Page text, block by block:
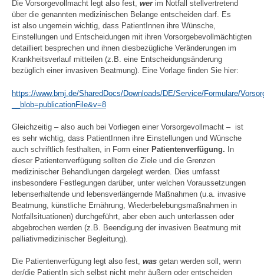
Die Vorsorgevollmacht legt also fest, werim Notfall stellvertretend
über die genannten medizinischen Belange entscheiden darf. Es
ist also ungemein wichtig, dass PatientInnen ihre Wünsche,
Einstellungen und Entscheidungen mit ihren Vorsorgebevollmächtigten
detailliert besprechen und ihnen diesbezügliche Veränderungen im
Krankheitsverlauf mitteilen (z.B. eine Entscheidungsänderung
bezüglich einer invasiven Beatmung). Eine Vorlage finden Sie hier:
https://www.bmj.de/SharedDocs/Downloads/DE/Service/Formulare/
__blob=publicationFile&v=8
Gleichzeitig – also auch bei Vorliegen einer Vorsorgevollmacht – ist
es sehr wichtig, dass PatientInnen ihre Einstellungen und Wünsche
auch schriftlich festhalten, in Form einer Patientenverfügung. In
dieser Patientenverfügung sollten die Ziele und die Grenzen
medizinischer Behandlungen dargelegt werden. Dies umfasst
insbesondere Festlegungen darüber, unter welchen Voraussetzungen
lebenserhaltende und lebensverlängernde Maßnahmen (u.a. invasive
Beatmung, künstliche Ernährung, Wiederbelebungsmaßnahmen in
Notfallsituationen) durchgeführt, aber eben auch unterlassen oder
abgebrochen werden (z.B. Beendigung der invasiven Beatmung mit
palliativmedizinischer Begleitung).
Die Patientenverfügung legt also fest, was getan werden soll, wenn
der/die PatientIn sich selbst nicht mehr äußern oder entscheiden